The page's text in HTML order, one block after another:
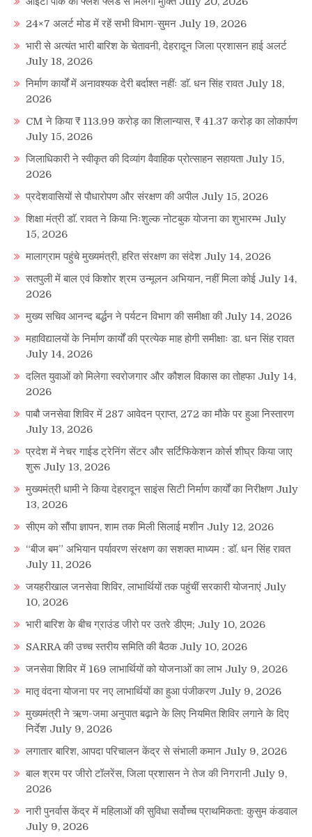
24×7 अलर्ट मोड में रहें सभी विभाग-सुमन July 19, 2026
भारी से अत्यंत भारी बारिश के चेतावनी, देहरादून जिला प्रशासन हाई अलर्ट
July 18, 2026
निर्माण कार्यों में अनावश्यक देरी बर्दाश्त नहींः डाॅ. धन सिंह रावत July 18,
2026
CM ने किया ₹ 113.99 करोड़ का शिलान्यास, ₹ 41.37 करोड़ का लोकार्पण
July 15, 2026
जिलाधिकारी ने स्वीकृत की दिव्यांग वैवाहिक प्रोत्साहन सहायता July 15,
2026
प्रदेशवासियों से पौधारोपण और संरक्षण की अपील July 15, 2026
शिक्षा मंत्री डाॅ. रावत ने किया निःशुल्क नोटबुक योजना का शुभारम्भ July
15, 2026
मालाग्राम पहुंचे मुख्यमंत्री, हरित संरक्षण का संदेश July 14, 2026
सतपुली में बाल एवं किशोर श्रम उन्मूलन अभियान, नहीं मिला कोई July 14,
2026
मुख्य सचिव आनन्द बर्द्धन ने पर्यटन विभाग की समीक्षा की July 14, 2026
महाविद्यालयों के निर्माण कार्यों की प्रत्येक माह होगी समीक्षाः डा. धन सिंह रावत
July 14, 2026
दलित युवाओं को मिलेगा स्वरोजगार और कौशल विकास का तोहफा July 14,
2026
पाबौ जनसेवा शिविर में 287 आवेदन प्राप्त, 272 का मौके पर हुआ निस्तारण
July 13, 2026
प्रदेश में नेचर गाईड ट्रेनिंग सेंटर और सर्टिफिकेशन कोर्स शीघ्र किया जाए
शुरू July 13, 2026
मुख्यमंत्री धामी ने किया देहरादून साइंस सिटी निर्माण कार्यों का निरीक्षण July
13, 2026
सीएम को सौंपा ज्ञापन, शाम तक मिली सिलाई मशीन July 12, 2026
“बीज बम” अभियान पर्यावरण संरक्षण का सशक्त माध्यम : डॉ. धन सिंह रावत
July 11, 2026
जयहरीखाल जनसेवा शिविर, लाभार्थियों तक पहुंचीं सरकारी योजनाएं July
10, 2026
भारी बारिश के बीच ग्राउंड जीरो पर उतरे डीएम; July 10, 2026
SARRA की उच्च स्तरीय समिति की बैठक July 10, 2026
जनसेवा शिविर में 169 लाभार्थियों को योजनाओं का लाभ July 9, 2026
मातृ वंदना योजना पर नए लाभार्थियों का हुआ पंजीकरण July 9, 2026
मुख्यमंत्री ने ऋण-जमा अनुपात बढ़ाने के लिए नियमित शिविर लगाने के दिए
निर्देश July 9, 2026
लगातार बारिश, आपदा परिचालन केंद्र से संभाली कमान July 9, 2026
बाल श्रम पर जीरो टॉलरेंस, जिला प्रशासन ने तेज की निगरानी July 9,
2026
नारी पुनर्वास केंद्र में महिलाओं की सुविधा सर्वोच्च प्राथमिकता: कुसुम कंडवाल
July 9, 2026